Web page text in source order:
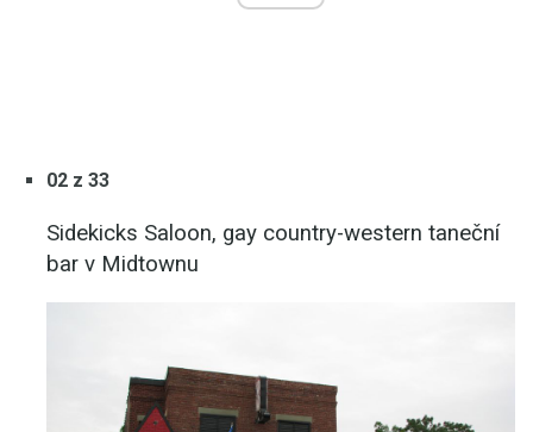
02 z 33
Sidekicks Saloon, gay country-western taneční
bar v Midtownu